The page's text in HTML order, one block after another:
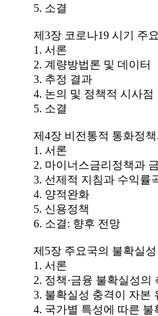
5. 소결
제3장 코로나19 시기 주
1. 서론
2. 계량방법론 및 데이터
3. 추정 결과
4. 논의 및 정책적 시사점
5. 소결
제4장 비전통적 통화정
1. 서론
2. 마이너스금리정책과
3. 선제적 지침과 수익률
4. 양적완화
5. 신용정책
6. 소결: 향후 전망
제5장 주요국의 불확실
1. 서론
2. 정책·금융 불확실성의
3. 불확실성 충격이 자본
4. 국가별 특성에 따른